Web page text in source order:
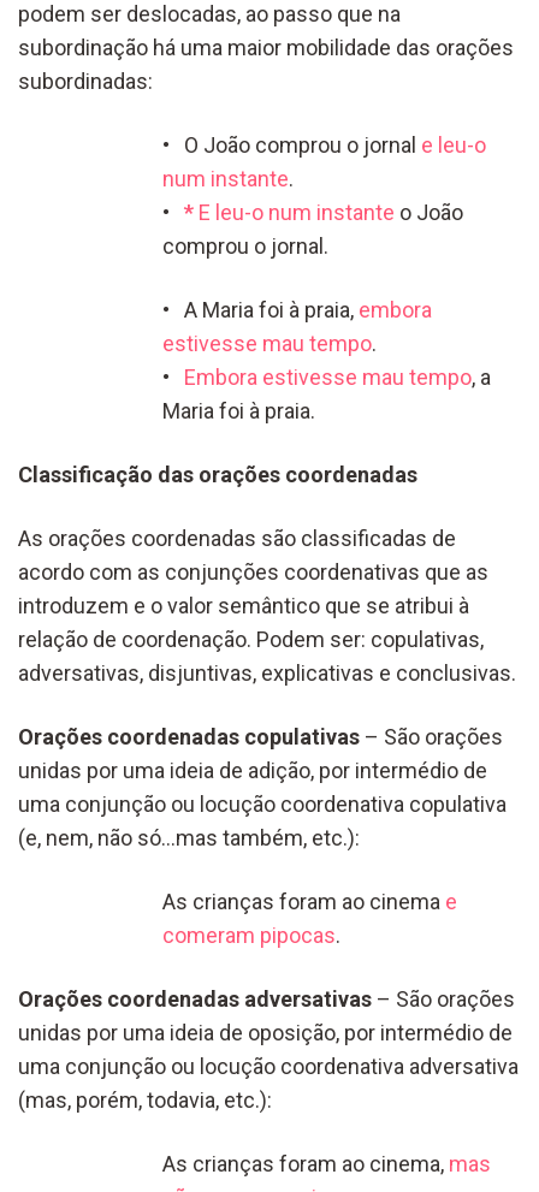
podem ser deslocadas, ao passo que na
subordinação há uma maior mobilidade das orações
subordinadas:
• O João comprou o jornal e leu-o
num instante.
•
* E leu-o num instante o João
comprou o jornal.
• A Maria foi à praia, embora
estivesse mau tempo.
• Embora estivesse mau tempo, a
Maria foi à praia.
Classificação das orações coordenadas
As orações coordenadas são classificadas de
acordo com as conjunções coordenativas que as
introduzem e o valor semântico que se atribui à
relação de coordenação. Podem ser: copulativas,
adversativas, disjuntivas, explicativas e conclusivas.
Orações coordenadas copulativas – São orações
unidas por uma ideia de adição, por intermédio de
uma conjunção ou locução coordenativa copulativa
(e, nem, não só…mas também, etc.):
As crianças foram ao cinema e
comeram pipocas.
Orações coordenadas adversativas – São orações
unidas por uma ideia de oposição, por intermédio de
uma conjunção ou locução coordenativa adversativa
(mas, porém, todavia, etc.):
As crianças foram ao cinema, mas